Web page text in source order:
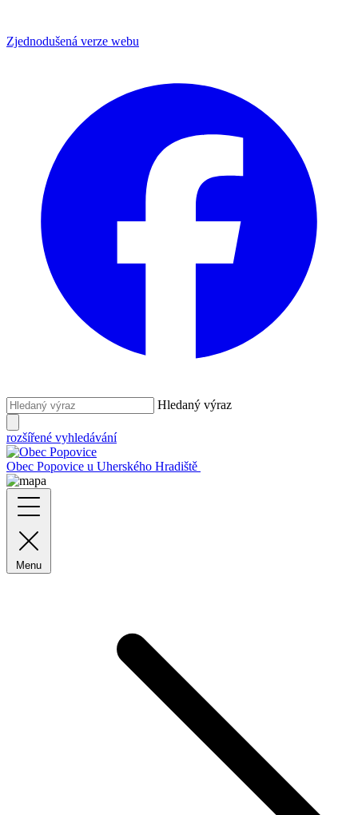
Zjednodušená verze webu
Hledaný výraz
rozšířené vyhledávání
Obec Popovice u Uherského Hradiště
Menu